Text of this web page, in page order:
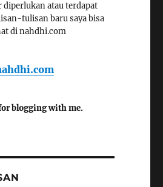
atau terdapat
tulisan baru saya bisa
di nahdhi.com
blogging with me.